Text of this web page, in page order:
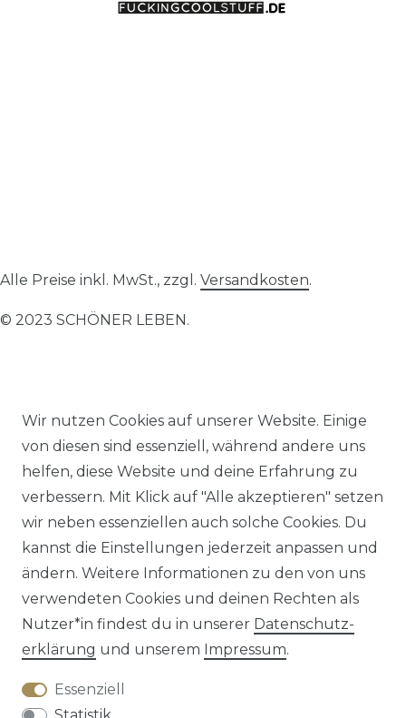
Wir nutzen Cookies auf unserer Website. Einige
von diesen sind essenziell, während andere uns
helfen, diese Website und deine Erfahrung zu
verbessern. Mit Klick auf "Alle akzeptieren" setzen
wir neben essenziellen auch solche Cookies. Du
kannst die Einstellungen jederzeit anpassen und
ändern. Weitere Informationen zu den von uns
verwendeten Cookies und deinen Rechten als
Nutzer*in findest du in unserer Daten­schutz­
erklärung und unserem Impressum.
Essenziell
Alle Preise inkl. MwSt., zzgl. Versandkosten.
© 2023 SCHÖNER LEBEN.
Impressum Daten­schutz­erklärung AGB
Barrierefreiheitserklärung Widerrufs­recht